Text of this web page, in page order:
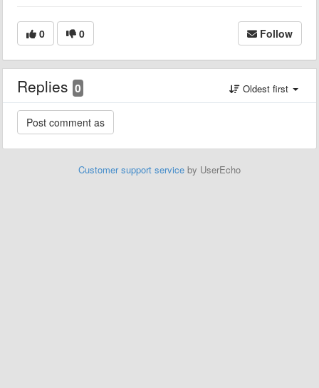
0 0 Follow
Replies 0 Oldest first
Customer support service by UserEcho